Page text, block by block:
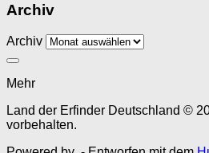
Archiv
Archiv
Mehr
Land der Erfinder Deutschland ©
vorbehalten.